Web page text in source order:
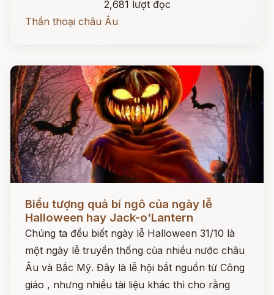
2,681 lượt đọc
Thần thoại châu Âu
Đọc ngay
Biểu tượng quả bí ngô của ngày lễ
Halloween hay Jack-o'Lantern
Chúng ta đều biết ngày lễ Halloween 31/10 là
một ngày lễ truyền thống của nhiều nước châu
Âu và Bắc Mỹ. Đây là lễ hội bắt nguồn từ Công
giáo , nhưng nhiều tài liệu khác thì cho rằng